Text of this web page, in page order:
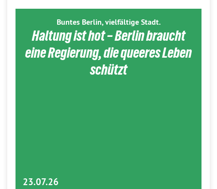
Buntes Berlin, vielfältige Stadt.
Haltung ist hot – Berlin braucht
eine Regierung, die queeres Leben
schützt
23.07.26